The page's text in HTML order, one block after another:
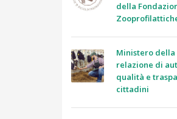
della
Ministero della
relazione di
qualità e
cittadini